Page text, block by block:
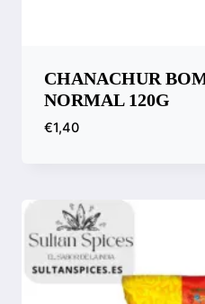
CHANACHUR
NORMAL 120G
€1,40